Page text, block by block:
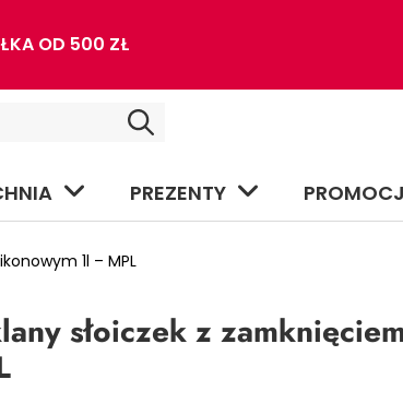
OD 500 ZŁ
PREZENTY
1l – MPL
słoiczek z